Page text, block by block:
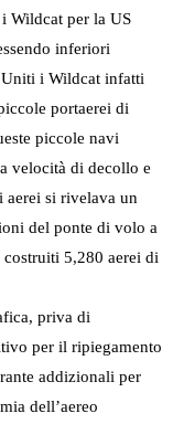
Wildcat per la US
inferiori
i Wildcat infatti
portaerei di
piccole navi
velocità di decollo e
aerei si rivelava un
del ponte di volo a
5,280 aerei di
priva di
per il ripiegamento
addizionali per
dell’aereo